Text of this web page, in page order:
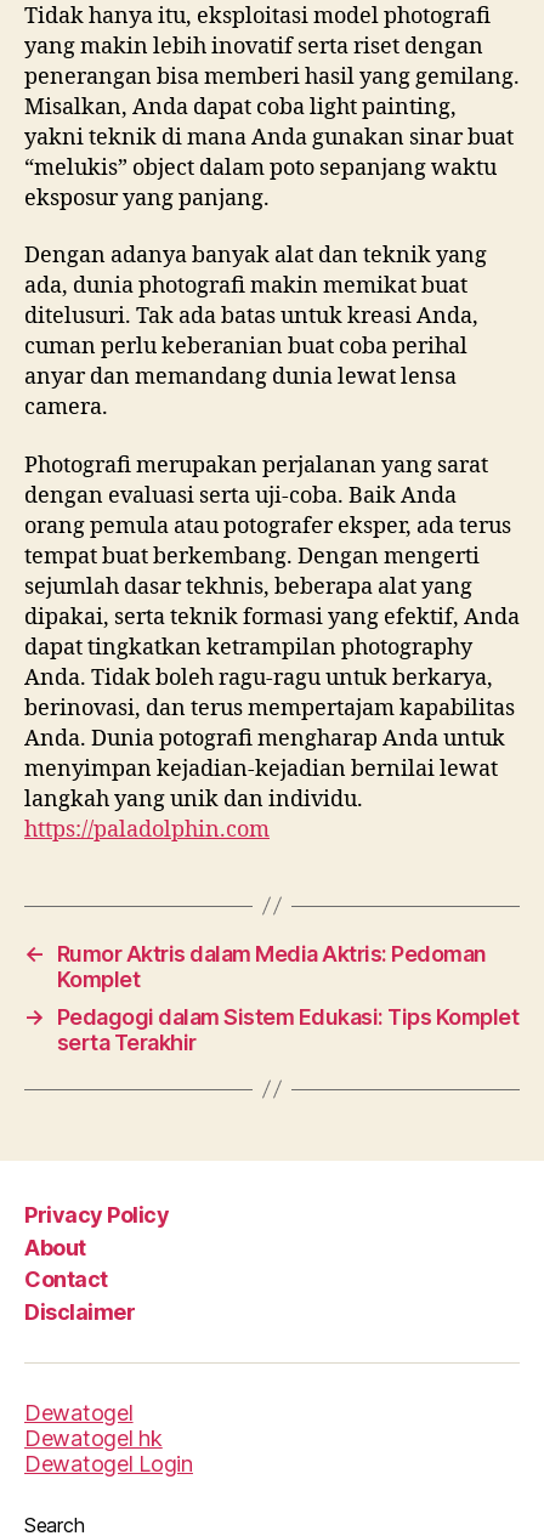
Tidak hanya itu, eksploitasi model photografi
yang makin lebih inovatif serta riset dengan
penerangan bisa memberi hasil yang gemilang.
Misalkan, Anda dapat coba light painting,
yakni teknik di mana Anda gunakan sinar buat
“melukis” object dalam poto sepanjang waktu
eksposur yang panjang.
Dengan adanya banyak alat dan teknik yang
ada, dunia photografi makin memikat buat
ditelusuri. Tak ada batas untuk kreasi Anda,
cuman perlu keberanian buat coba perihal
anyar dan memandang dunia lewat lensa
camera.
Photografi merupakan perjalanan yang sarat
dengan evaluasi serta uji-coba. Baik Anda
orang pemula atau potografer eksper, ada terus
tempat buat berkembang. Dengan mengerti
sejumlah dasar tekhnis, beberapa alat yang
dipakai, serta teknik formasi yang efektif, Anda
dapat tingkatkan ketrampilan photography
Anda. Tidak boleh ragu-ragu untuk berkarya,
berinovasi, dan terus mempertajam kapabilitas
Anda. Dunia potografi mengharap Anda untuk
menyimpan kejadian-kejadian bernilai lewat
langkah yang unik dan individu.
https://paladolphin.com
←
Rumor Aktris dalam Media Aktris: Pedoman
Komplet
→
Pedagogi dalam Sistem Edukasi: Tips Komplet
serta Terakhir
Privacy Policy
About
Contact
Disclaimer
Dewatogel
Dewatogel hk
Dewatogel Login
Search